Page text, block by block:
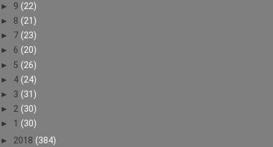
► 9 (22)
► 8 (21)
► 7 (23)
► 6 (20)
► 5 (26)
► 4 (24)
► 3 (31)
► 2 (30)
► 1 (30)
► 2018 (384)